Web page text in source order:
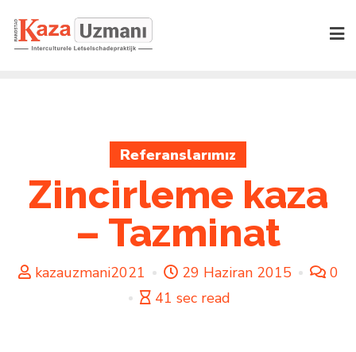
Referanslarımız
Zincirleme kaza
– Tazminat
kazauzmani2021 29 Haziran 2015
0
41 sec read